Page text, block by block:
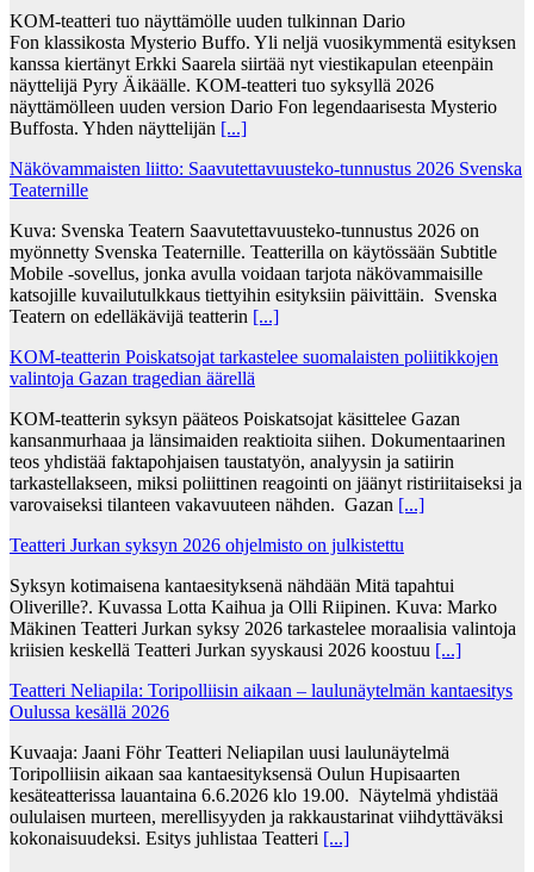
KOM-teatteri tuo näyttämölle uuden tulkinnan Dario
Fon klassikosta Mysterio Buffo. Yli neljä vuosikymmentä esityksen
kanssa kiertänyt Erkki Saarela siirtää nyt viestikapulan eteenpäin
näyttelijä Pyry Äikäälle. KOM-teatteri tuo syksyllä 2026
näyttämölleen uuden version Dario Fon legendaarisesta Mysterio
Buffosta. Yhden näyttelijän [...]
Näkövammaisten liitto: Saavutettavuusteko-tunnustus 2026 Svenska
Teaternille
Kuva: Svenska Teatern Saavutettavuusteko-tunnustus 2026 on
myönnetty Svenska Teaternille. Teatterilla on käytössään Subtitle
Mobile -sovellus, jonka avulla voidaan tarjota näkövammaisille
katsojille kuvailutulkkaus tiettyihin esityksiin päivittäin. Svenska
Teatern on edelläkävijä teatterin [...]
KOM-teatterin Poiskatsojat tarkastelee suomalaisten poliitikkojen
valintoja Gazan tragedian äärellä
KOM-teatterin syksyn pääteos Poiskatsojat käsittelee Gazan
kansanmurhaaa ja länsimaiden reaktioita siihen. Dokumentaarinen
teos yhdistää faktapohjaisen taustatyön, analyysin ja satiirin
tarkastellakseen, miksi poliittinen reagointi on jäänyt ristiriitaiseksi ja
varovaiseksi tilanteen vakavuuteen nähden. Gazan [...]
Teatteri Jurkan syksyn 2026 ohjelmisto on julkistettu
Syksyn kotimaisena kantaesityksenä nähdään Mitä tapahtui
Oliverille?. Kuvassa Lotta Kaihua ja Olli Riipinen. Kuva: Marko
Mäkinen Teatteri Jurkan syksy 2026 tarkastelee moraalisia valintoja
kriisien keskellä Teatteri Jurkan syyskausi 2026 koostuu [...]
Teatteri Neliapila: Toripolliisin aikaan – laulunäytelmän kantaesitys
Oulussa kesällä 2026
Kuvaaja: Jaani Föhr Teatteri Neliapilan uusi laulunäytelmä
Toripolliisin aikaan saa kantaesityksensä Oulun Hupisaarten
kesäteatterissa lauantaina 6.6.2026 klo 19.00. Näytelmä yhdistää
oululaisen murteen, merellisyyden ja rakkaustarinat viihdyttäväksi
kokonaisuudeksi. Esitys juhlistaa Teatteri [...]